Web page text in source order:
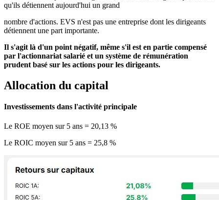
qu'ils détiennent aujourd'hui un grand
nombre d'actions. EVS n'est pas une entreprise dont les dirigeants
détiennent une part importante.
Il s'agit là d'un point négatif, même s'il est en partie compensé
par l'actionnariat salarié et un système de rémunération
prudent basé sur les actions pour les dirigeants.
Allocation du capital
Investissements dans l'activité principale
Le ROE moyen sur 5 ans = 20,13 %
Le ROIC moyen sur 5 ans = 25,8 %